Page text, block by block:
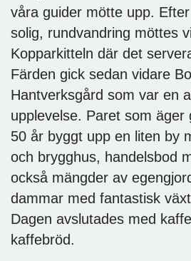
våra guider mötte upp.
solig, rundvandring möttes
Kopparkitteln där det
Färden gick sedan vidare
Hantverksgård som var en
upplevelse. Paret som äger
50 år byggt upp en liten by
och brygghus, handelsbod
också mängder av
dammar med fantastisk
Dagen avslutades med
kaffebröd.